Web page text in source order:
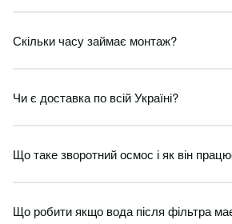
Скільки часу займає монтаж?
Чи є доставка по всій Україні?
Що таке зворотний осмос і як він
Що робити якщо вода після фільтра